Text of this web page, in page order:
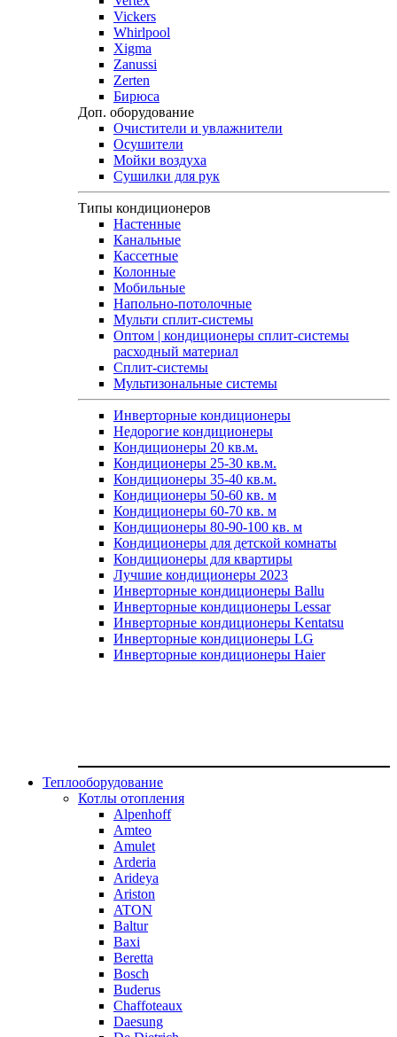
Vickers
Whirlpool
Xigma
Zanussi
Zerten
Бирюса
Доп. оборудование
Очистители и увлажнители
Осушители
Мойки воздуха
Сушилки для рук
Типы кондиционеров
Настенные
Канальные
Кассетные
Колонные
Мобильные
Напольно-потолочные
Мульти сплит-системы
Оптом | кондиционеры сплит-системы
расходный материал
Сплит-системы
Мультизональные системы
Инверторные кондиционеры
Недорогие кондиционеры
Кондиционеры 20 кв.м.
Кондиционеры 25-30 кв.м.
Кондиционеры 35-40 кв.м.
Кондиционеры 50-60 кв. м
Кондиционеры 60-70 кв. м
Кондиционеры 80-90-100 кв. м
Кондиционеры для детской комнаты
Кондиционеры для квартиры
Лучшие кондиционеры 2023
Инверторные кондиционеры Ballu
Инверторные кондиционеры Lessar
Инверторные кондиционеры Kentatsu
Инверторные кондиционеры LG
Инверторные кондиционеры Haier
Теплооборудование
Котлы отопления
Alpenhoff
Amteo
Amulet
Arderia
Arideya
Ariston
ATON
Baltur
Baxi
Beretta
Bosch
Buderus
Chaffoteaux
Daesung